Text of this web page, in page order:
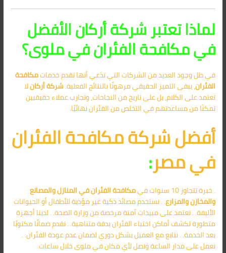
لماذا تعتبر شركة أركان الأفضل
في مكافحة الفئران في ملوى؟
في ظل وجود العديد من الشركات التي تدّعي أنها تقدم خدماتمكافحة
الفئران، يبقى التميز الحقيقي مرهونًا بالنتائج الفعلية.شركة أركانلا
تعتمد على الكلام، بل على تاريخ من النجاحات، وتجارب عملاء حقيقيين
تمكنّا من مساعدتهم في التخلص من الفئران نهائيًا.
أفضل شركة مكافحة الفئران
في مصر:
. خبرة تتجاوز 10 سنوات في
مكافحة الفئران في المنازل والمصانع
والمخازن والمزارع. . نستخدم مصائد ذكية غير مؤذية للأطفال أو الحيوانات
الأليفة. . نعتمد على مبيدات آمنة مرخصة من وزارة الصحة. . لدينا أجهزة
متطورة لكشف أماكن اختباء الفئران بدقة متناهية. . نقدم ضمانًا مكتوبًا
بعد الخدمة. . نتابع مع العميل بشكل دوري لضمان عدم عودة الفئران. .
نعمل على مدار الساعة ونصل لأي مكان في ملوى خلال ساعات.